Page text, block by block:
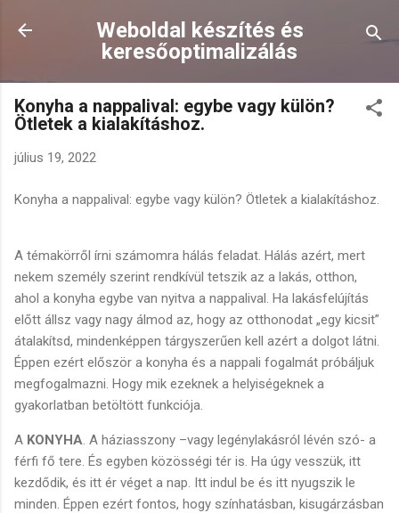
Ugrás a fő tartalomra
Weboldal készítés és
keresőoptimalizálás
Konyha a nappalival: egybe vagy külön?
Ötletek a kialakításhoz.
július 19, 2022
Konyha a nappalival: egybe vagy külön? Ötletek a kialakításhoz.
A témakörről írni számomra hálás feladat. Hálás azért, mert
nekem személy szerint rendkívül tetszik az a lakás, otthon,
ahol a konyha egybe van nyitva a nappalival. Ha lakásfelújítás
előtt állsz vagy nagy álmod az, hogy az otthonodat „egy kicsit”
átalakítsd, mindenképpen tárgyszerűen kell azért a dolgot látni.
Éppen ezért először a konyha és a nappali fogalmát próbáljuk
megfogalmazni. Hogy mik ezeknek a helyiségeknek a
gyakorlatban betöltött funkciója.
A KONYHA . A háziasszony –vagy legénylakásról lévén szó- a
férfi fő tere. És egyben közösségi tér is. Ha úgy vesszük, itt
kezdődik, és itt ér véget a nap. Itt indul be és itt nyugszik le
minden. Éppen ezért fontos, hogy színhatásban, kisugárzásban